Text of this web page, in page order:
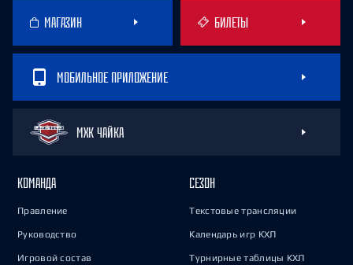
МАГАЗИН БИЛЕТЫ
МОБИЛЬНОЕ ПРИЛОЖЕНИЕ
МХК ЧАЙКА
КОМАНДА
Правление
Руководство
Игровой состав
СЕЗОН
Текстовые трансляции
Календарь игр КХЛ
Турнирные таблицы КХЛ